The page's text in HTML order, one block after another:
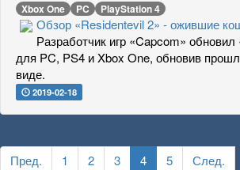
Xbox One PC PlayStation 4
Обзор «Residentevil 2» - ожившие
Разработчик игр «Capcom»
для PC, PS4 и Xbox One, обновив
виде.
2019-02-18
Пред. 1 2 3 4 5 След.